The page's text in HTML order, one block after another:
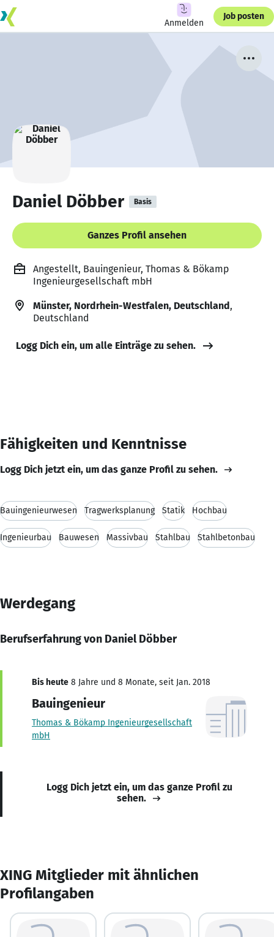
Anmelden
Job posten
Daniel Döbber Basis
Ganzes Profil ansehen
Angestellt, Bauingenieur, Thomas & Bökamp
Ingenieurgesellschaft mbH
Münster, Nordrhein-Westfalen, Deutschland,
Deutschland
Logg Dich ein, um alle Einträge zu sehen.
Fähigkeiten und Kenntnisse
Logg Dich jetzt ein, um das ganze Profil zu sehen.
Bauingenieurwesen Tragwerksplanung Statik Hochbau
Ingenieurbau Bauwesen Massivbau Stahlbau Stahlbetonbau
Werdegang
Berufserfahrung von Daniel Döbber
Bis heute 8 Jahre und 8 Monate, seit Jan. 2018
Bauingenieur
Thomas & Bökamp Ingenieurgesellschaft
mbH
Logg Dich jetzt ein, um das ganze Profil zu
sehen.
XING Mitglieder mit ähnlichen
Profilangaben